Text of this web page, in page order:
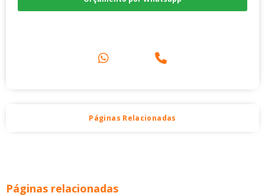
Páginas Relacionadas
Páginas relacionadas